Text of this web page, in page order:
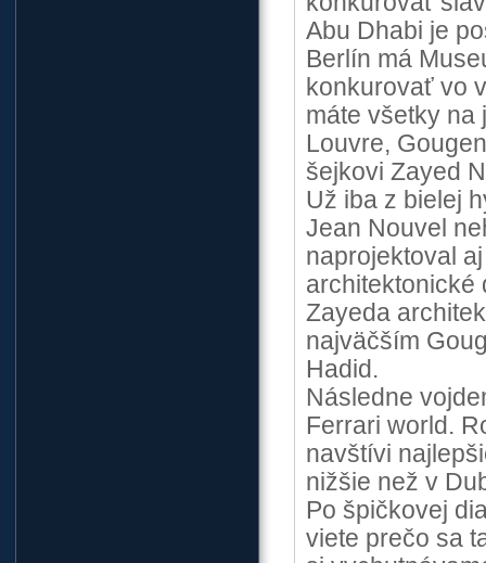
Abu Dhabi je
Berlín má
konkurovať vo
máte všetky na
Louvre,
šejkovi Zayed
Už iba z bielej
Jean Nouvel
naprojektoval
architektonické
Zayeda
najväčším
Hadid.
Následne
Ferrari world.
navštívi
nižšie než v
Po špičkovej
viete prečo sa